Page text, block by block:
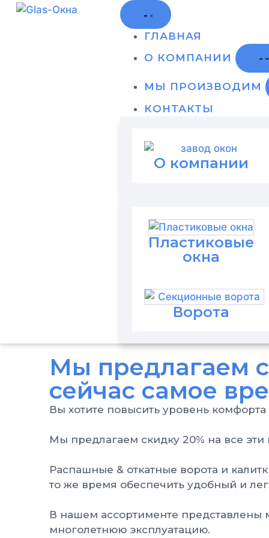
ГЛАВНАЯ
О КОМПАНИИ
МЫ ПРОИЗВОДИМ
КОНТАКТЫ
О компании
Пластиковые
окна
Ворота
Мы предлагаем
сейчас самое
Вы хотите повысить уровень
Мы предлагаем скидку 20% на все
Распашные & откатные ворота и
то же время обеспечить удобный и
В нашем ассортименте представлены
многолетнюю эксплуатацию.